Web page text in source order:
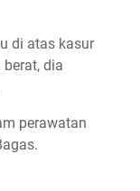
di atas kasur
dia
perawatan